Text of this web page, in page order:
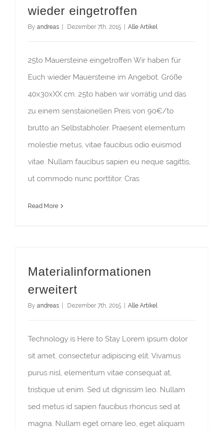
wieder eingetroffen
By andreas Dezember 7th, 2015 Alle Artikel
25to Mauersteine eingetroffen Wir haben für
Euch wieder Mauersteine im Angebot. Größe
40x30xXX cm. 25to haben wir vorrätig und das
zu einem senstaionellen Preis von 90€/to
brutto an Selbstabholer. Praesent elementum
molestie metus, vitae faucibus odio euismod
vitae. Nullam faucibus sapien eu neque sagittis,
ut commodo nunc porttitor. Cras
Read More
Materialinformationen
erweitert
By andreas Dezember 7th, 2015 Alle Artikel
Technology is Here to Stay Lorem ipsum dolor
sit amet, consectetur adipiscing elit. Vivamus
purus nisl, elementum vitae consequat at,
tristique ut enim. Sed ut dignissim leo. Nullam
sed metus id sapien faucibus rhoncus sed at
magna. Nullam eget ornare leo, eget aliquam